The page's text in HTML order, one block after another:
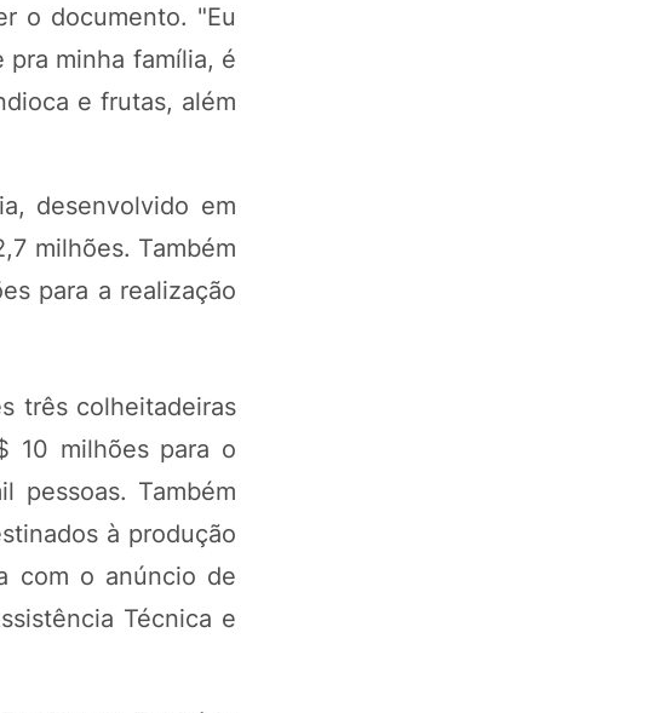
o documento. "Eu
pra minha família, é
e frutas, além
desenvolvido em
milhões. Também
para a realização
três colheitadeiras
10 milhões para o
pessoas. Também
à produção
com o anúncio de
Técnica e